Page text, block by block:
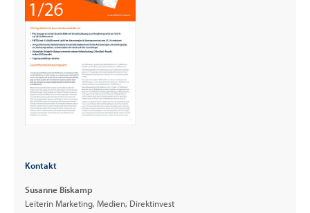
Kontakt
Susanne Biskamp
Leiterin Marketing, Medien, Direktinvest